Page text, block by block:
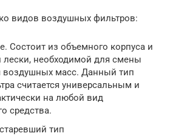
видов воздушных фильтров:
Состоит из объемного корпуса и
лески, необходимой для смены
воздушных масс. Данный тип
считается универсальным и
на любой вид
средства.
тип